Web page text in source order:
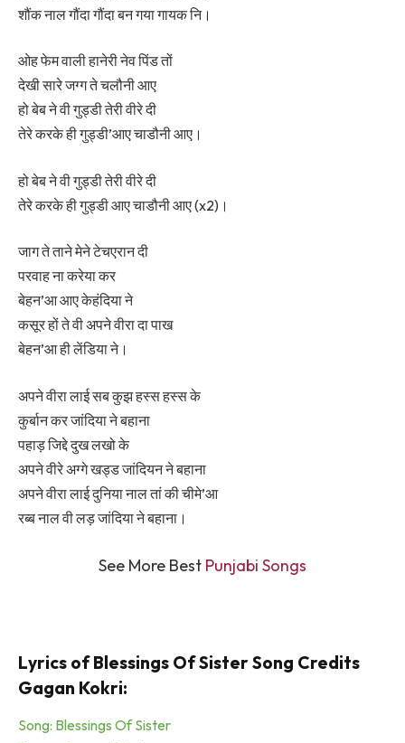
शौंक नाल गौंदा गौंदा बन गया गायक नि।
ओह फेम वाली हानेरी नेव पिंड तों
देखी सारे जग्ग ते चलौनी आए
हो बेब ने वी गुड्डी तेरी वीरे दी
तेरे करके ही गुड्डी’आए चाडौनी आए।
हो बेब ने वी गुड्डी तेरी वीरे दी
तेरे करके ही गुड्डी आए चाडौनी आए (x2)।
जाग ते ताने मेने टेचएरान दी
परवाह ना करेया कर
बेहन’आ आए केहंदिया ने
कसूर हों ते वी अपने वीरा दा पाख
बेहन’आ ही लेंडिया ने।
अपने वीरा लाई सब कुझ हस्स हस्स के
कुर्बान कर जांदिया ने बहाना
पहाड़ जिद्दे दुख लखो के
अपने वीरे अग्गे खड्ड जांदियन ने बहाना
अपने वीरा लाई दुनिया नाल तां की चीमे’आ
रब्ब नाल वी लड़ जांदिया ने बहाना।
See More Best Punjabi Songs
Lyrics of Blessings Of Sister Song Credits
Gagan Kokri:
Song: Blessings Of Sister